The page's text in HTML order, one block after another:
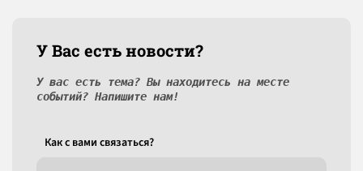
У Вас есть новости?
У вас есть тема? Вы находитесь на месте
событий? Напишите нам!
Как c вами связаться?